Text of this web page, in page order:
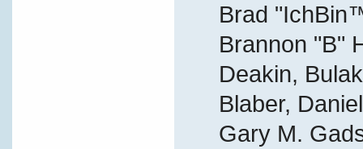
Brad
Brannon "B"
Deakin,
Blaber,
Gary M.